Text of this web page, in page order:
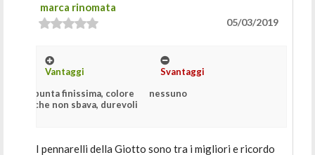
marca rinomata
05/03/2019
Vantaggi
punta finissima, colore
che non sbava, durevoli
Svantaggi
nessuno
I pennarelli della Giotto sono tra i migliori e ricordo